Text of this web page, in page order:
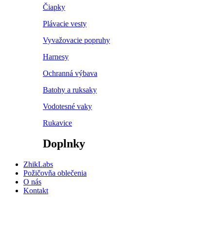
Čiapky
Plávacie vesty
Vyvažovacie popruhy
Harnesy
Ochranná výbava
Batohy a ruksaky
Vodotesné vaky
Rukavice
Doplnky
ZhikLabs
Požičovňa oblečenia
O nás
Kontakt